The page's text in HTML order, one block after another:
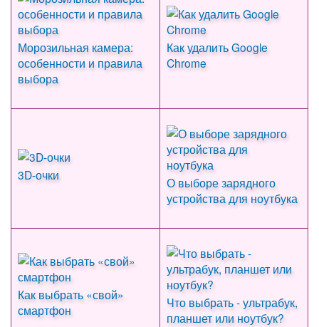
Морозильная камера:
особенности и правила
выбора
Как удалить Google
Chrome
3D-очки
О выборе зарядного
устройства для ноутбука
Как выбрать «свой»
смартфон
Что выбрать - ультрабук,
планшет или ноутбук?